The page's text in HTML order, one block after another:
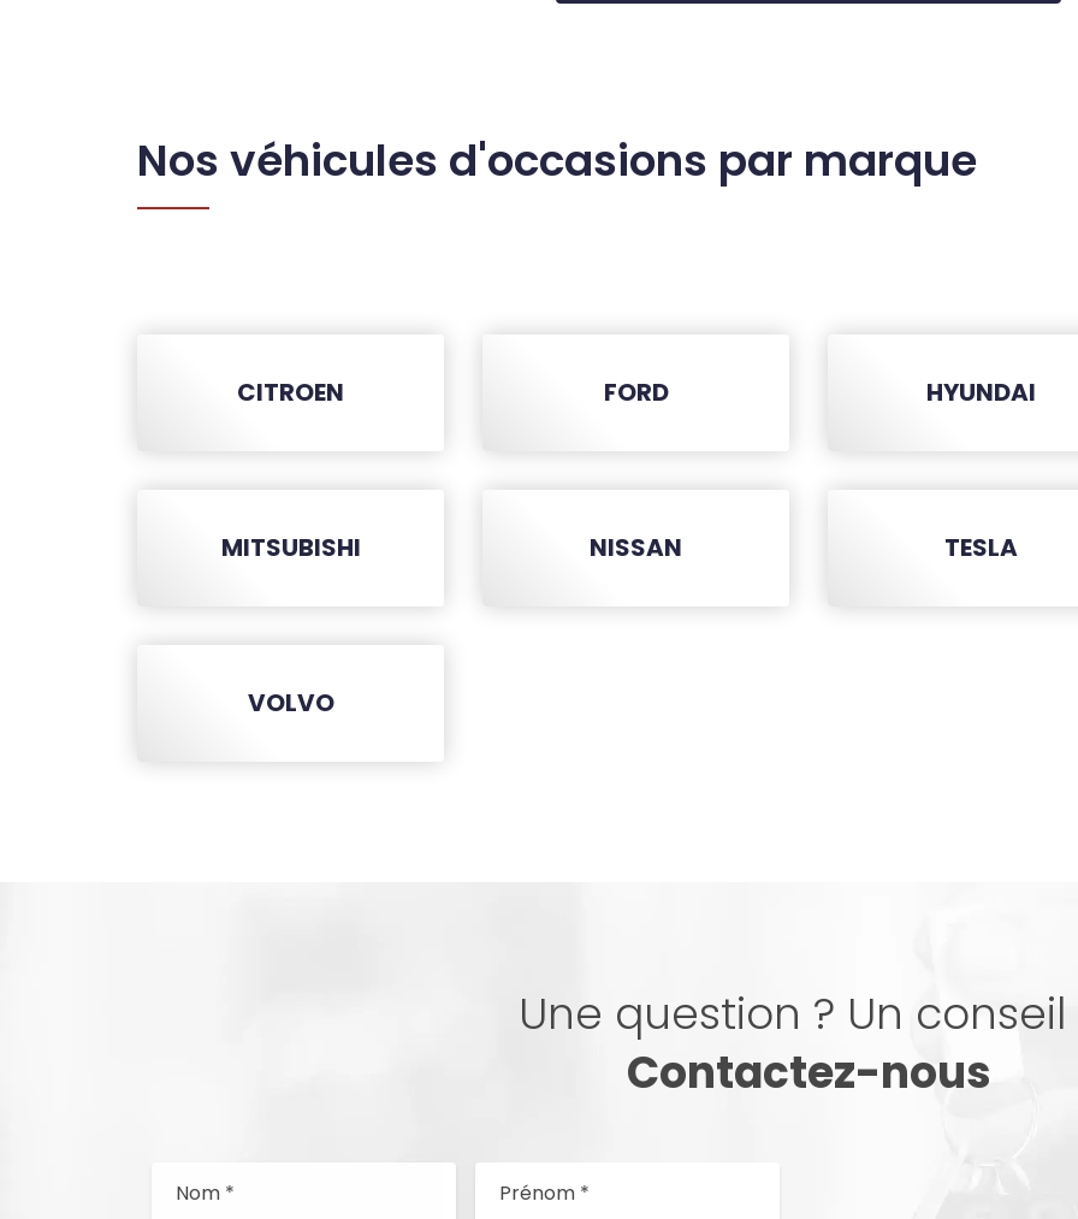
Nos véhicules d'occasions par marque
CITROEN FORD HYUNDAI
MITSUBISHI NISSAN TESLA
VOLVO
Une question ? Un conseil
Contactez-nous